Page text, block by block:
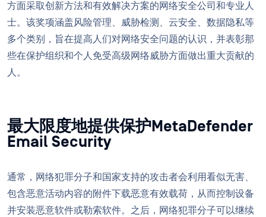
方面采取创新方法和有效解决方案的网络安全公司和专业人
士。该奖项涵盖风险管理、威胁检测、云安全、数据隐私等
多个类别，旨在提高人们对网络安全问题的认识，并表彰那
些在保护组织和个人免受高级网络威胁方面做出重大贡献的
人。
最大限度地提供保护MetaDefender
Email Security
通常，网络犯罪分子和国家支持的攻击者会利用看似无害、
包含恶意活动内容的附件下载恶意有效载荷，从而控制设备
并安装恶意软件或勒索软件。之后，网络犯罪分子可以继续